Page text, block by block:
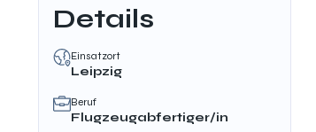
Details
Einsatzort
Leipzig
Beruf
Flugzeugabfertiger/in